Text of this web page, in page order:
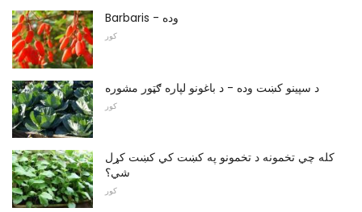
Barbaris - وده
کور
د سپینو کښت وده - د باغونو لپاره ګټور مشوره
کور
کله چي تخمونه د تخمونو په کښت کي کښت کړل
شي؟
کور